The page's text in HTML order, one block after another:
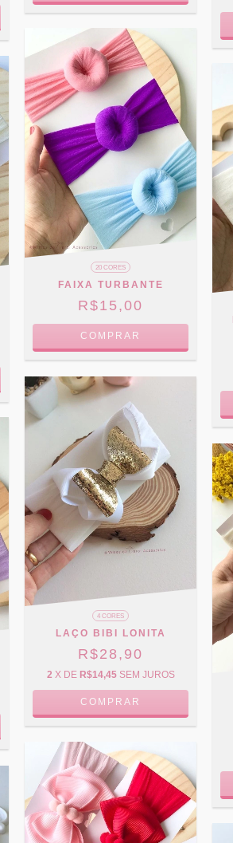
20 CORES
FAIXA TURBANTE
R$15,00
COMPRAR
4 CORES
LAÇO BIBI LONITA
R$28,90
2 X DE R$14,45 SEM JUROS
COMPRAR